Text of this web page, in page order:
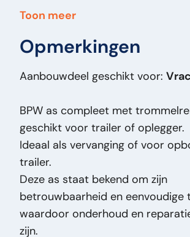
Massa (kg):
Model Orig:DRUM - 17.5 inch
Prijstype:
VastePrijs
Staat Algemeen:Goed
Staat Technisch:Goed
Titel:BPW DRUM - 17.5 inch
Semi-trailer as - 17.5 INCH -
- Luchtvering PM2812
Toevoeging:Oplegger as - Semi-
17.5 INCH - Trommelremmen -
Type:DRUM - 17.5 inch
Vermogen Motor Pk:
Toon meer
Opmerkingen
Aanbouwdeel geschikt voor:
BPW as compleet met
geschikt voor trailer of oplegger.
Ideaal als vervanging of voor
trailer.
Deze as staat bekend om zijn
betrouwbaarheid en eenvoudige
waardoor onderhoud en
zijn.